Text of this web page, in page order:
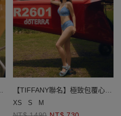
【TIFFANY聯名】極致包覆心機
鏤空美胸比基尼
XS S M